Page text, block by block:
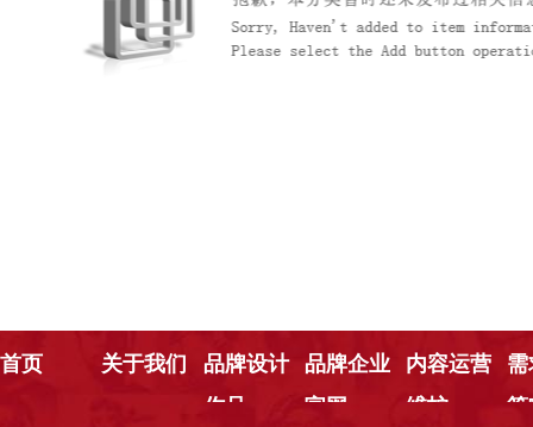
首页 关于我们
品牌设计
作品
品牌企业
官网
内容运营
维护
策